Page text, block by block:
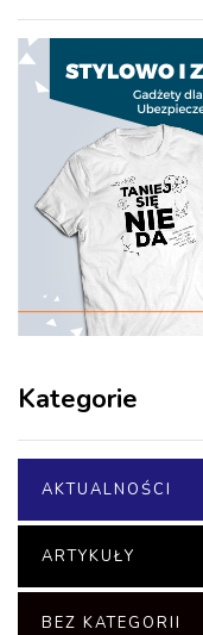
Kategorie
AKTUALNOŚCI
ARTYKUŁY
BEZ KATEGORII